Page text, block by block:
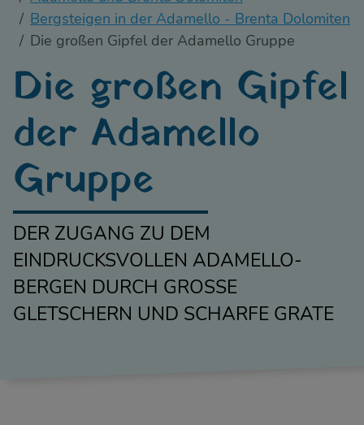
Bergsteigen in der Adamello - Brenta Dolomiten
Die großen Gipfel der Adamello Gruppe
Die großen Gipfel
der Adamello
Gruppe
DER ZUGANG ZU DEM
EINDRUCKSVOLLEN ADAMELLO-
BERGEN DURCH GROSSE
GLETSCHERN UND SCHARFE GRATE